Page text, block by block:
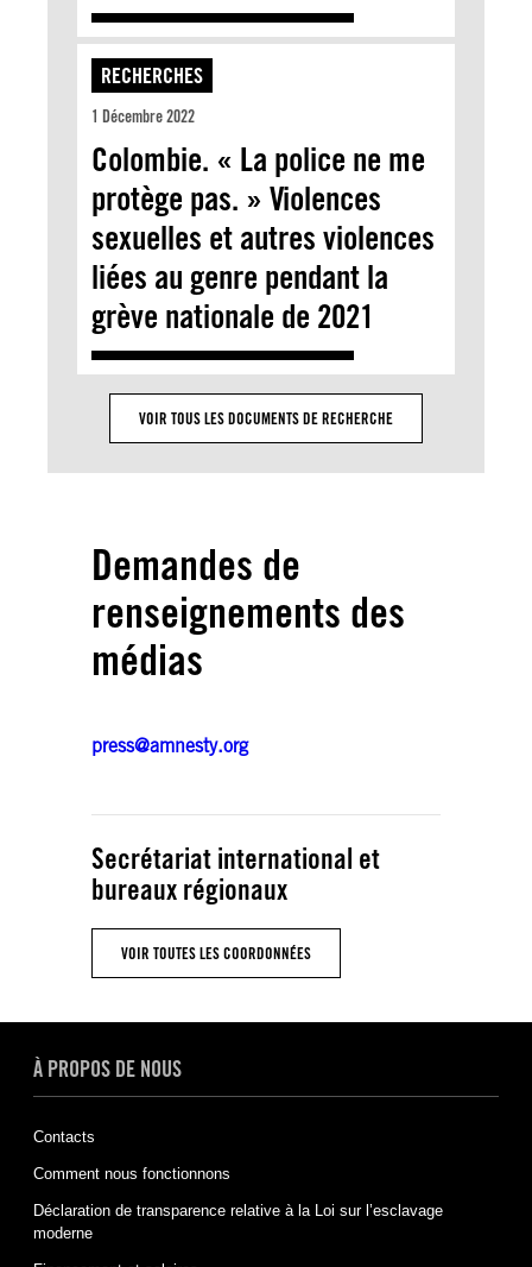
RECHERCHES
1 Décembre 2022
Colombie. « La police ne me
protège pas. » Violences
sexuelles et autres violences
liées au genre pendant la
grève nationale de 2021
VOIR TOUS LES DOCUMENTS DE RECHERCHE
Demandes de
renseignements des
médias
press@amnesty.org
Secrétariat international et
bureaux régionaux
VOIR TOUTES LES COORDONNÉES
À PROPOS DE NOUS
Contacts
Comment nous fonctionnons
Déclaration de transparence relative à la Loi sur l’esclavage
moderne